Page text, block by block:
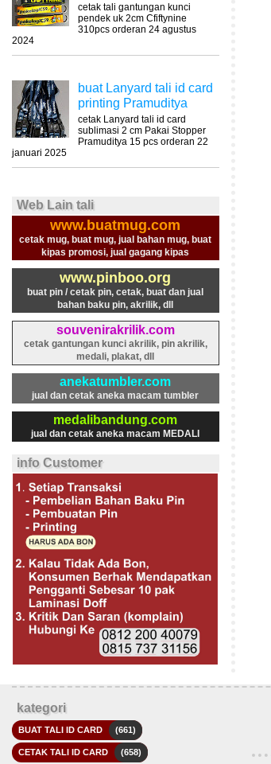
cetak tali gantungan kunci
pendek uk 2cm Cfiftynine
310pcs orderan 24 agustus
2024
buat Lanyard tali id card
printing Pramuditya
cetak Lanyard tali id card
sublimasi 2 cm Pakai Stopper
Pramuditya 15 pcs orderan 22
januari 2025
Web Lain tali
www.buatmug.com
cetak mug, buat mug, jual bahan mug, buat
kipas promosi, jual gagang kipas
www.pinboo.org
buat pin / cetak pin, cetak, buat dan jual
bahan baku pin, akrilik, dll
souvenirakrilik.com
cetak gantungan kunci akrilik, pin akrilik,
medali, plakat, dll
anekatumbler.com
jual dan cetak aneka macam tumbler
medalibandung.com
jual dan cetak aneka macam MEDALI
info Customer
kategori
BUAT TALI ID CARD (661)
CETAK TALI ID CARD (658)